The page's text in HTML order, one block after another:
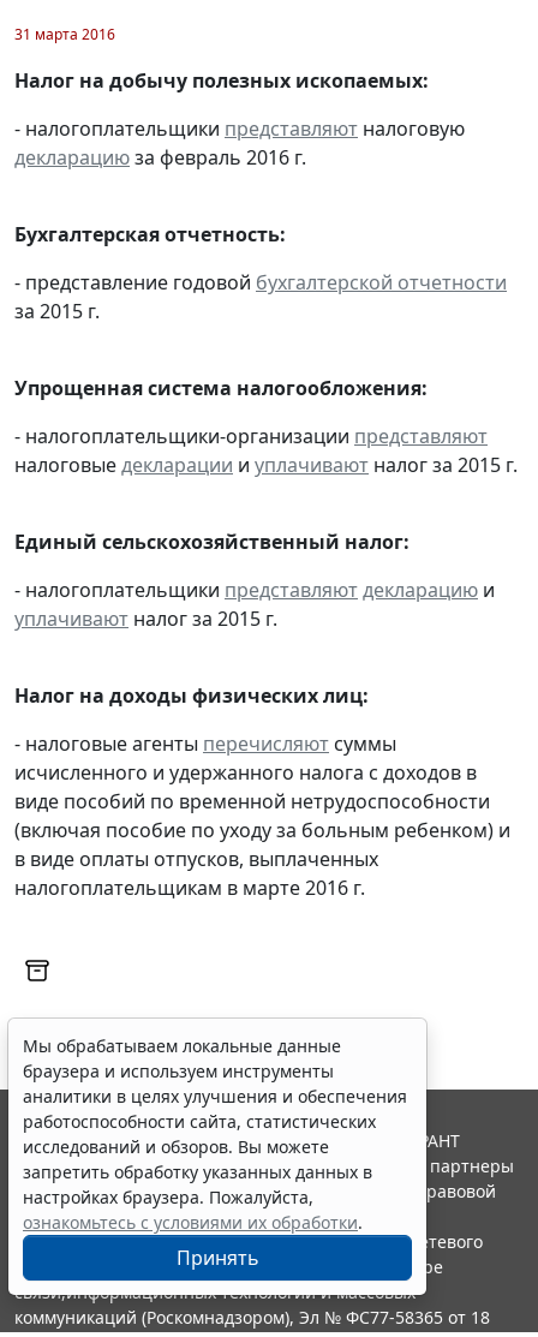
31 марта 2016
Налог на добычу полезных ископаемых:
- налогоплательщики представляют налоговую
декларациюза февраль 2016 г.
Бухгалтерская отчетность:
- представление годовой бухгалтерской отчетности
за 2015 г.
Упрощенная система налогообложения:
- налогоплательщики-организации представляют
налоговыедекларации и уплачивают налог за 2015 г.
Единый сельскохозяйственный налог:
- налогоплательщики представляютдекларацию и
уплачивают налог за 2015 г.
Налог на доходы физических лиц:
- налоговые агенты перечисляют суммы
исчисленного и удержанного налога с доходов в
виде пособий по временной нетрудоспособности
(включая пособие по уходу за больным ребенком) и
в виде оплаты отпусков, выплаченных
налогоплательщикам в марте 2016 г.
Мы обрабатываем локальные данные
браузера и используем инструменты
аналитики в целях улучшения и обеспечения
работоспособности сайта, статистических
исследований и обзоров. Вы можете
запретить обработку указанных данных в
настройках браузера. Пожалуйста,
ознакомьтесь с условиями их обработки.
Принять
© ООО "НПП "ГАРАНТ-СЕРВИС", 2026. Система ГАРАНТ
выпускается с 1990 года. Компания "Гарант" и ее партнеры
являются участниками Российской ассоциации правовой
информации ГАРАНТ.
Портал ГАРАНТ.РУ зарегистрирован в качестве сетевого
издания Федеральной службой по надзору в сфере
связи,информационных технологий и массовых
коммуникаций (Роскомнадзором), Эл № ФС77-58365 от 18